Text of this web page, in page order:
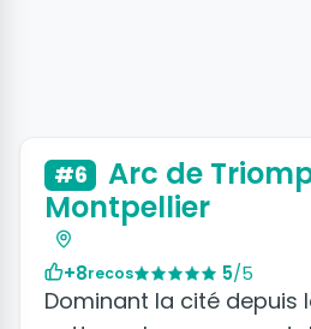
#6
Arc de
Montpellier
+8recos 5/5
Dominant la cité depuis